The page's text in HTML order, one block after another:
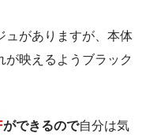
ュがありますが、本体
が映えるようブラック
ができるので自分は気